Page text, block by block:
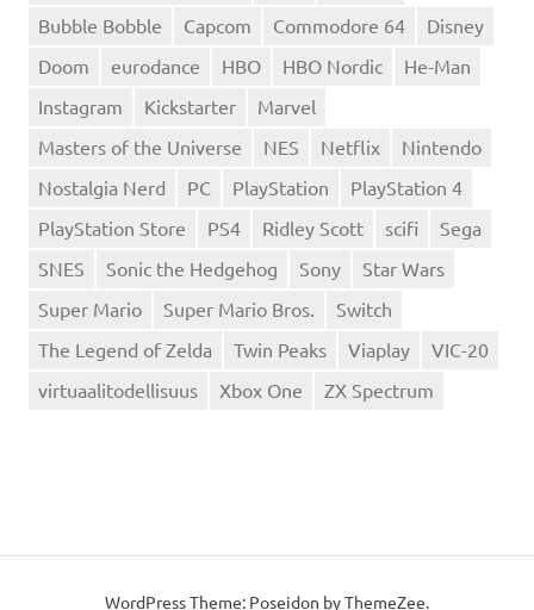
Bubble Bobble
Capcom Commodore 64
Disney
Doom
eurodance HBO HBO Nordic
He-Man
Instagram
Kickstarter
Marvel
Masters of the Universe
NES Netflix
Nintendo
Nostalgia Nerd
PC PlayStation
PlayStation 4
PlayStation Store
PS4 Ridley Scott scifi
Sega
SNES
Sonic the Hedgehog Sony
Star Wars
Super Mario
Super Mario Bros.
Switch
The Legend of Zelda
Twin Peaks Viaplay
VIC-20
virtuaalitodellisuus
Xbox One ZX Spectrum
WordPress Theme: Poseidon byThemeZee.